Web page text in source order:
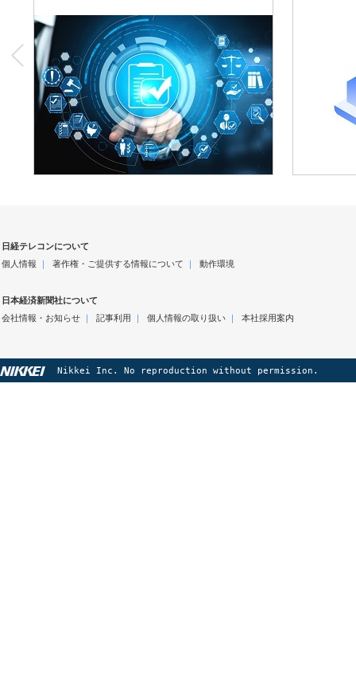
日経テレコンについて
個人情報 ｜ 著作権・ご提供する情報について ｜ 動作環境
日本経済新聞社について
会社情報・お知らせ｜ 記事利用 ｜ 個人情報の取り扱い｜ 本社採用案内
Nikkei Inc. No reproduction without permission.